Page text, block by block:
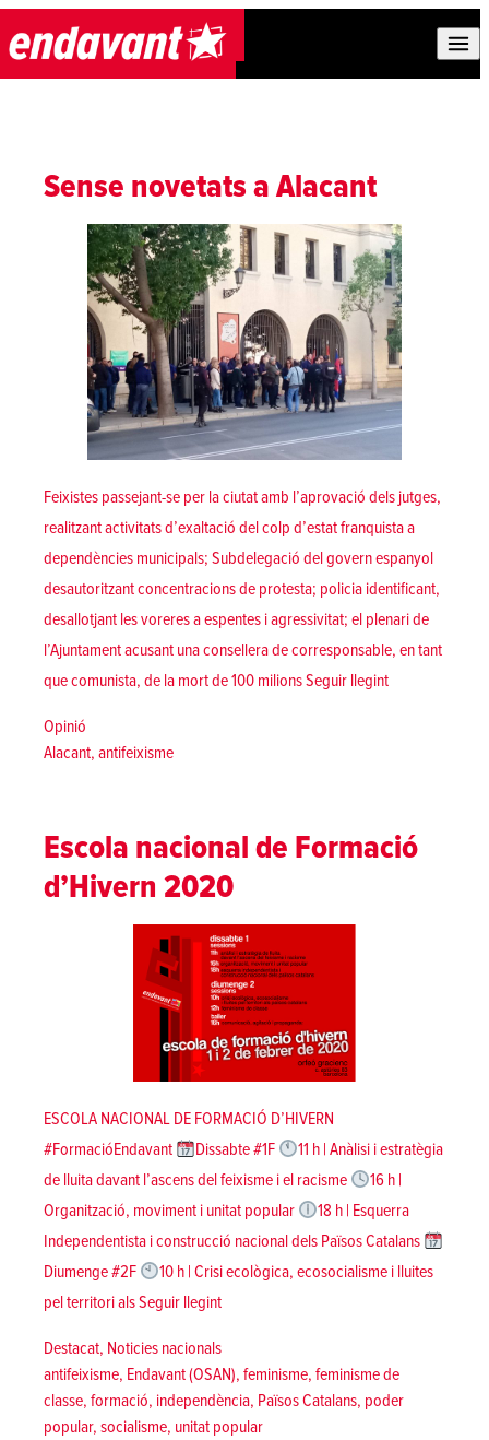
Skip to content
Sense novetats a Alacant
Feixistes passejant-se per la ciutat amb l’aprovació dels jutges,
realitzant activitats d’exaltació del colp d’estat franquista a
dependències municipals; Subdelegació del govern espanyol
desautoritzant concentracions de protesta; policia identificant,
desallotjant les voreres a espentes i agressivitat; el plenari de
l’Ajuntament acusant una consellera de corresponsable, en tant
que comunista, de la mort de 100 milionsSeguir llegint«Sense
Posted in
Opinió
Tags:
Alacant, antifeixisme
Escola nacional de Formació
d’Hivern 2020
ESCOLA NACIONAL DE FORMACIÓ D’HIVERN
#FormacióEndavant
Dissabte #1F
11 h | Anàlisi i estratègia
de lluita davant l’ascens del feixisme i el racisme
16 h |
Organització, moviment i unitat popular
18 h | Esquerra
Independentista i construcció nacional dels Països Catalans
Diumenge #2F
10 h | Crisi ecològica, ecosocialisme i lluites
pel territori alsSeguir llegint«Escola nacional de Formació d’Hivern
Posted in
Destacat, Noticies nacionals
Tags:
antifeixisme, Endavant (OSAN), feminisme, feminisme de
classe, formació, independència, Països Catalans, poder
popular, socialisme, unitat popular